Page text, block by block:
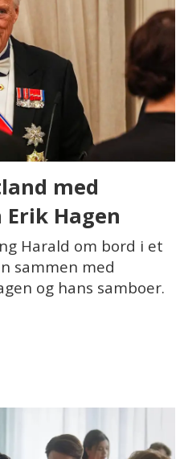
med
Hagen
Harald om bord i et
sammen med
og hans samboer.